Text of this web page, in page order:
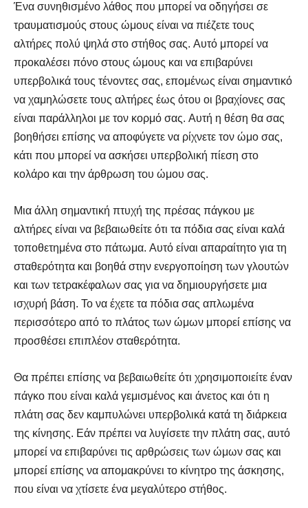
SELF FINDER
Βρες Γυμναστή, Διαιτολόγο,
Γιατρό & Φυσικοθεραπευτή
Αναζήτηση
SELF FINDER
Βρες Γυμναστή, Διαιτολόγο,
Γιατρό & Φυσικοθεραπευτή
Αναζήτηση
Ένα συνηθισμένο λάθος που μπορεί να οδηγήσει σε
τραυματισμούς στους ώμους είναι να πιέζετε τους
αλτήρες πολύ ψηλά στο στήθος σας. Αυτό μπορεί να
προκαλέσει πόνο στους ώμους και να επιβαρύνει
υπερβολικά τους τένοντες σας, επομένως είναι σημαντικό
να χαμηλώσετε τους αλτήρες έως ότου οι βραχίονες σας
είναι παράλληλοι με τον κορμό σας. Αυτή η θέση θα σας
βοηθήσει επίσης να αποφύγετε να ρίχνετε τον ώμο σας,
κάτι που μπορεί να ασκήσει υπερβολική πίεση στο
κολάρο και την άρθρωση του ώμου σας.
Μια άλλη σημαντική πτυχή της πρέσας πάγκου με
αλτήρες είναι να βεβαιωθείτε ότι τα πόδια σας είναι καλά
τοποθετημένα στο πάτωμα. Αυτό είναι απαραίτητο για τη
σταθερότητα και βοηθά στην ενεργοποίηση των γλουτών
και των τετρακέφαλων σας για να δημιουργήσετε μια
ισχυρή βάση. Το να έχετε τα πόδια σας απλωμένα
περισσότερο από το πλάτος των ώμων μπορεί επίσης να
προσθέσει επιπλέον σταθερότητα.
Θα πρέπει επίσης να βεβαιωθείτε ότι χρησιμοποιείτε έναν
πάγκο που είναι καλά γεμισμένος και άνετος και ότι η
πλάτη σας δεν καμπυλώνει υπερβολικά κατά τη διάρκεια
της κίνησης. Εάν πρέπει να λυγίσετε την πλάτη σας, αυτό
μπορεί να επιβαρύνει τις αρθρώσεις των ώμων σας και
μπορεί επίσης να απομακρύνει το κίνητρο της άσκησης,
που είναι να χτίσετε ένα μεγαλύτερο στήθος.